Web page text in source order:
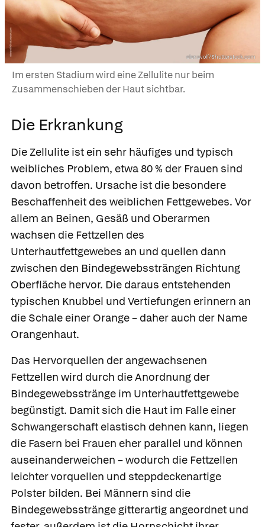
elenavolf/Shutterstock.com
Im ersten Stadium wird eine Zellulite nur beim
Zusammenschieben der Haut sichtbar.
Die Erkrankung
Die Zellulite ist ein sehr häufiges und typisch
weibliches Problem, etwa 80 % der Frauen sind
davon betroffen. Ursache ist die besondere
Beschaffenheit des weiblichen Fettgewebes. Vor
allem an Beinen, Gesäß und Oberarmen
wachsen die Fettzellen des
Unterhautfettgewebes an und quellen dann
zwischen den Bindegewebssträngen Richtung
Oberfläche hervor. Die daraus entstehenden
typischen Knubbel und Vertiefungen erinnern an
die Schale einer Orange – daher auch der Name
Orangenhaut.
Das Hervorquellen der angewachsenen
Fettzellen wird durch die Anordnung der
Bindegewebsstränge im Unterhautfettgewebe
begünstigt. Damit sich die Haut im Falle einer
Schwangerschaft elastisch dehnen kann, liegen
die Fasern bei Frauen eher parallel und können
auseinanderweichen – wodurch die Fettzellen
leichter vorquellen und steppdeckenartige
Polster bilden. Bei Männern sind die
Bindegewebsstränge gitterartig angeordnet und